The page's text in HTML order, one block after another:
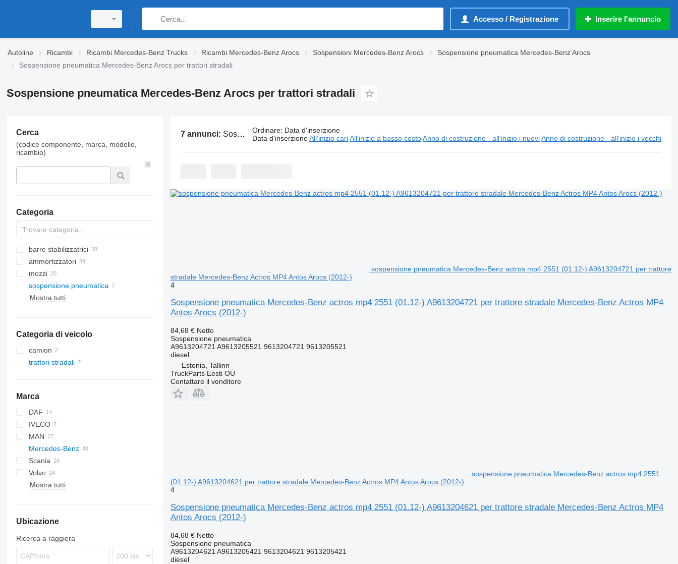
Accesso / Registrazione Inserire l'annuncio
Autoline Ricambi Ricambi Mercedes-Benz Trucks Ricambi Mercedes-Benz Arocs Sospensioni Mercedes-Benz Arocs
Sospensione pneumatica Mercedes-Benz Arocs
Sospensione pneumatica Mercedes-Benz Arocs per trattori stradali
Sospensione pneumatica Mercedes-Benz Arocs per trattori stradali
Cerca
(codice componente, marca, modello,
ricambio)
Categoria
barre stabilizzatrici
ammortizzatori
mozzi
sospensione pneumatica
Mostra tutti
Categoria di veicolo
camion
trattori stradali
Marca
DAF
CF
LF
XF
IVECO
S-Way
Stralis
Trakker
MAN
TGA
TGL
TGM
TGS
Mercedes-Benz
Actros
Actros 1840
Actros 1844
Actros 2551
Antos
Arocs
Magnum
Scania
P-series
R-series
Volvo
FH
FMX
Mostra tutti
Ubicazione
Ricerca a raggiera
7 annunci: Sospensione pneumatica Mercedes-Benz Arocs per trattori stradali Ordinare: Data d'inserzione
Data d'inserzione All'inizio cari All'inizio a basso costo Anno di costruzione - all'inizio i nuovi Anno di costruzione - all'inizio i vecchi
sospensione pneumatica Mercedes-Benz actros mp4 2551 (01.12-) A9613204721 per trattore
stradale Mercedes-Benz Actros MP4 Antos Arocs (2012-)
4
Sospensione pneumatica Mercedes-Benz actros mp4 2551 (01.12-) A9613204721 per trattore stradale Mercedes-Benz Actros MP4
Antos Arocs (2012-)
84,68 € Netto
Sospensione pneumatica
A9613204721 A9613205521 9613204721 9613205521
diesel
Estonia, Tallinn
TruckParts Eesti OÜ
Contattare il venditore
sospensione pneumatica Mercedes-Benz actros mp4 2551
(01.12-) A9613204621 per trattore stradale Mercedes-Benz Actros MP4 Antos Arocs (2012-)
4
Sospensione pneumatica Mercedes-Benz actros mp4 2551 (01.12-) A9613204621 per trattore stradale Mercedes-Benz Actros MP4
Antos Arocs (2012-)
84,68 € Netto
Sospensione pneumatica
A9613204621 A9613205421 9613204621 9613205421
diesel